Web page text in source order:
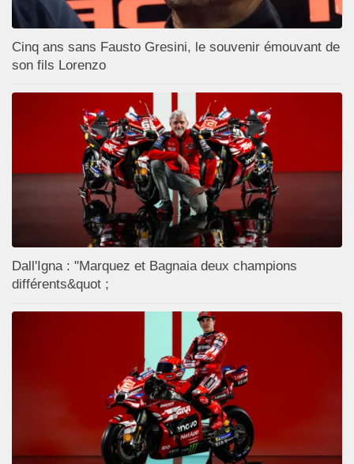
Cinq ans sans Fausto Gresini, le souvenir émouvant de
son fils Lorenzo
Dall'Igna : "Marquez et Bagnaia deux champions
différents&quot ;